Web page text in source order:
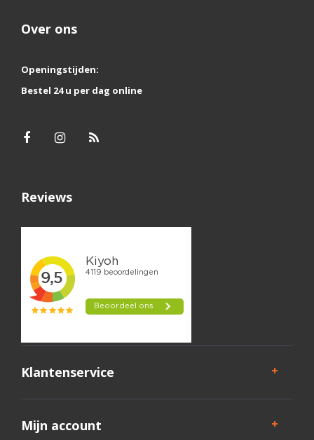
Over ons
Openingstijden:
Bestel 24 u per dag online
Reviews
Klantenservice
Mijn account